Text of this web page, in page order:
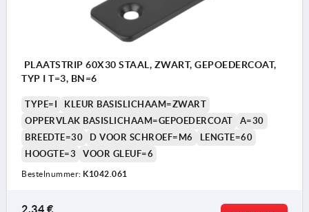
PLAATSTRIP 60X30 STAAL, ZWART, GEPOEDERCOAT,
TYP I T=3, BN=6
TYPE=I
KLEUR BASISLICHAAM=ZWART
OPPERVLAK BASISLICHAAM=GEPOEDERCOAT
A=30
BREEDTE=30
D VOOR SCHROEF=M6
LENGTE=60
HOOGTE=3
VOOR GLEUF=6
Bestelnummer: K1042.061
2,34 €